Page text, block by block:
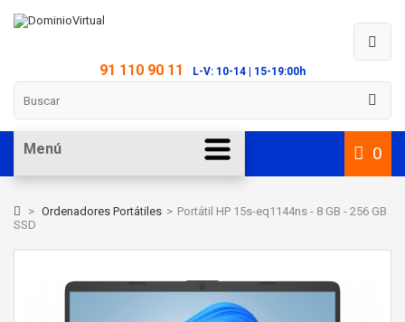
91 110 90 11 L-V: 10-14 | 15-19:00h
0
Menú
> Ordenadores Portátiles > Portátil HP 15s-eq1144ns - 8 GB - 256 GB
SSD